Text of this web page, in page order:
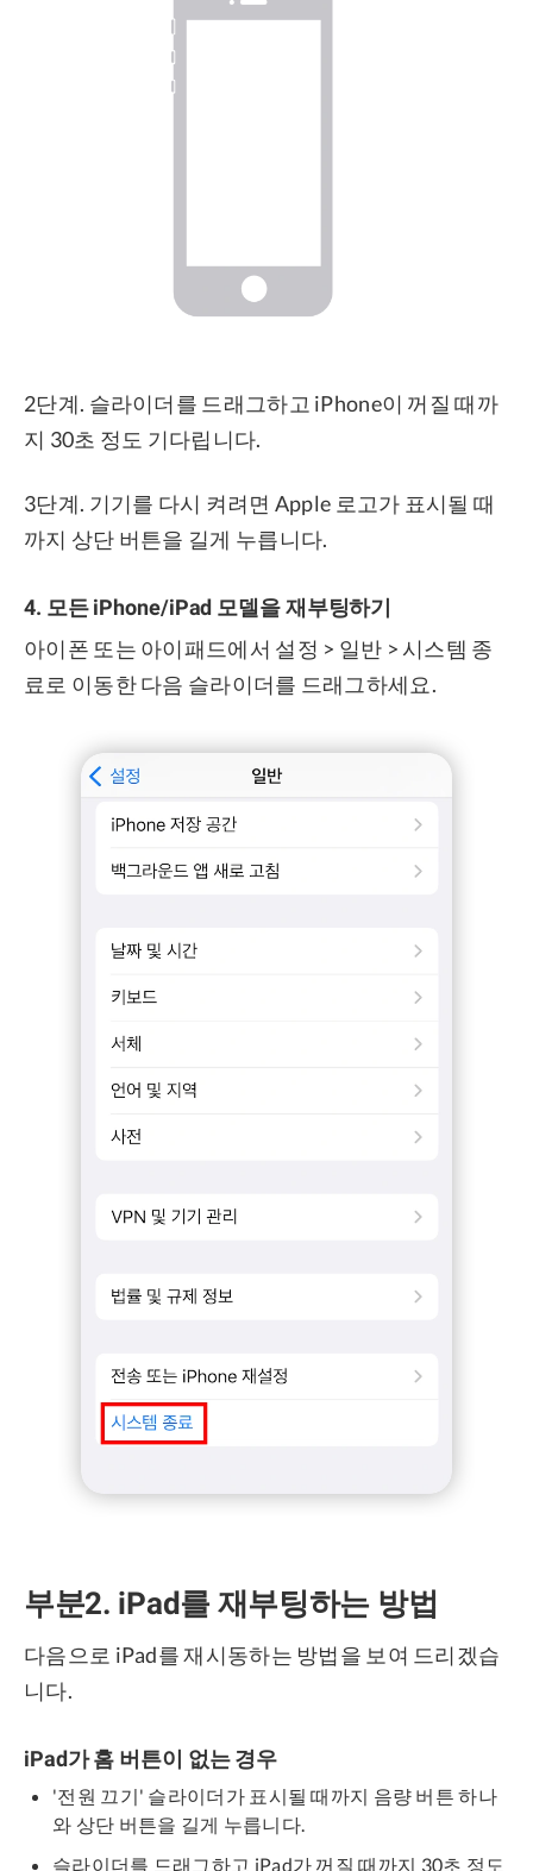
2단계. 슬라이더를 드래그하고 iPhone이 꺼질 때까
지 30초 정도 기다립니다.
3단계. 기기를 다시 켜려면 Apple 로고가 표시될 때
까지 상단 버튼을 길게 누릅니다.
4. 모든 iPhone/iPad 모델을 재부팅하기
아이폰 또는 아이패드에서 설정 > 일반 > 시스템 종
료로 이동한 다음 슬라이더를 드래그하세요.
부분2. iPad를 재부팅하는 방법
다음으로 iPad를 재시동하는 방법을 보여 드리겠습
니다.
iPad가 홈 버튼이 없는 경우
'전원 끄기' 슬라이더가 표시될 때까지 음량 버튼 하나
와 상단 버튼을 길게 누릅니다.
슬라이더를 드래그하고 iPad가 꺼질 때까지 30초 정도